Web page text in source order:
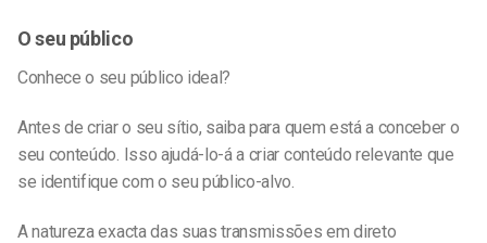
O seu público
Conhece o seu público ideal?
Antes de criar o seu sítio, saiba para quem está a conceber o
seu conteúdo. Isso ajudá-lo-á a criar conteúdo relevante que
se identifique com o seu público-alvo.
A natureza exacta das suas transmissões em direto